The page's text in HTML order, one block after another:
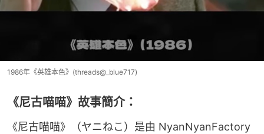
1986年《英雄本色》(threads@_blue717)
《尼古喵喵》故事簡介：
《尼古喵喵》（ヤニねこ）是由 NyanNyanFactory